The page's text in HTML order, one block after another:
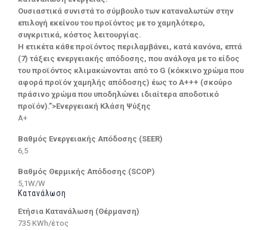
Ουσιαστικά συνιστά το σύμβουλο των καταναλωτών στην
επιλογή εκείνου του προϊόντος με το χαμηλότερο,
συγκριτικά, κόστος λειτουργίας.
Η ετικέτα κάθε προϊόντος περιλαμβάνει, κατά κανόνα, επτά
(7) τάξεις ενεργειακής απόδοσης, που ανάλογα με το είδος
του προϊόντος κλιμακώνονται από το G (κόκκινο χρώμα που
αφορά προϊόν χαμηλής απόδοσης) έως το Α+++ (σκούρο
πράσινο χρώμα που υποδηλώνει ιδιαίτερα αποδοτικό
προϊόν).”>Ενεργειακή Κλάση Ψύξης
A+
Βαθμός Ενεργειακής Απόδοσης (SEER)
6,5
Βαθμός Θερμικής Απόδοσης (SCOP)
5,1W/W
Κατανάλωση
Ετήσια Κατανάλωση (Θέρμανση)
735 KWh/έτος